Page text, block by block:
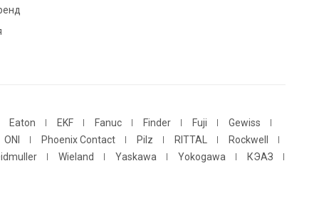
Eaton EKF Fanuc Finder Fuji
Gewiss
ONI Phoenix Contact Pilz RITTAL
Rockwell
Wieland Yaskawa Yokogawa
КЭАЗ